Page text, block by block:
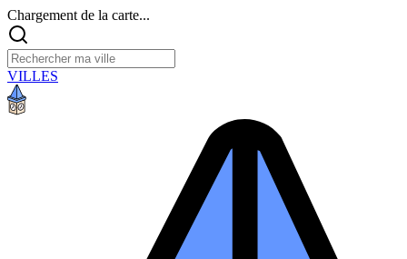
Chargement de la carte...
VILLES